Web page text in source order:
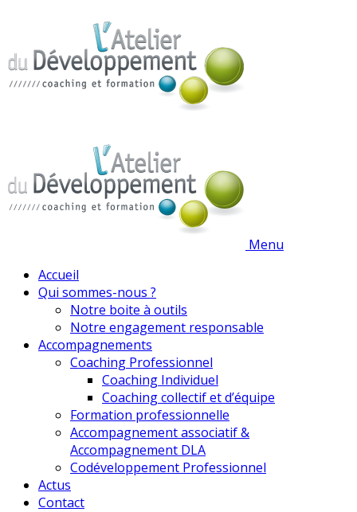
Menu
Accueil
Qui sommes-nous ?
Notre boite à outils
Notre engagement responsable
Accompagnements
Coaching Professionnel
Coaching Individuel
Coaching collectif et d’équipe
Formation professionnelle
Accompagnement associatif &
Accompagnement DLA
Codéveloppement Professionnel
Actus
Contact